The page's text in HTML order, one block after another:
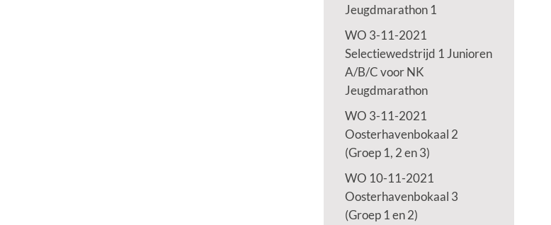
Jeugdmarathon 1
WO 3-11-2021
Selectiewedstrijd 1 Junioren
A/B/C voor NK
Jeugdmarathon
WO 3-11-2021
Oosterhavenbokaal 2
(Groep 1, 2 en 3)
WO 10-11-2021
Oosterhavenbokaal 3
(Groep 1 en 2)